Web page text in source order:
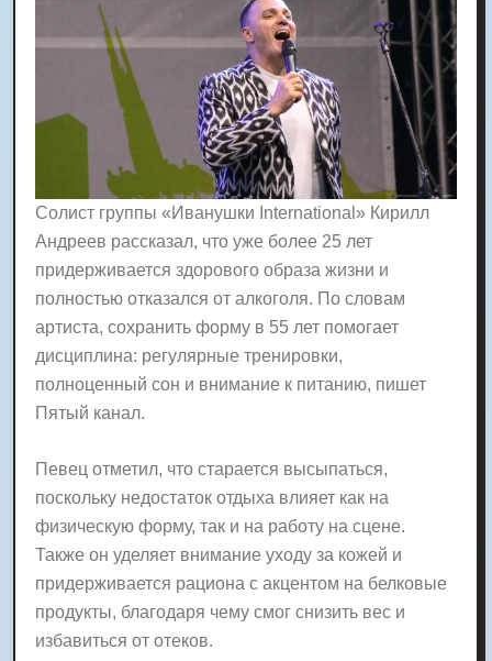
Солист группы «Иванушки International» Кирилл
Андреев рассказал, что уже более 25 лет
придерживается здорового образа жизни и
полностью отказался от алкоголя. По словам
артиста, сохранить форму в 55 лет помогает
дисциплина: регулярные тренировки,
полноценный сон и внимание к питанию, пишет
Пятый канал.
Певец отметил, что старается высыпаться,
поскольку недостаток отдыха влияет как на
физическую форму, так и на работу на сцене.
Также он уделяет внимание уходу за кожей и
придерживается рациона с акцентом на белковые
продукты, благодаря чему смог снизить вес и
избавиться от отеков.